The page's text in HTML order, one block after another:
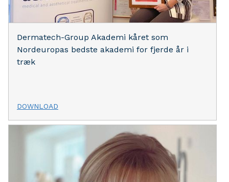
Dermatech-Group Akademi kåret som
Nordeuropas bedste akademi for fjerde år i
træk
DOWNLOAD